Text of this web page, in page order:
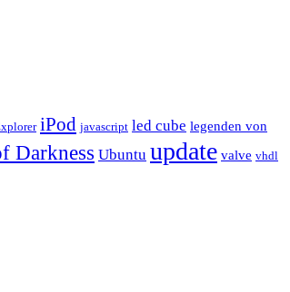
iPod javascript led cube legenden von
Darkness Ubuntu update valve vhdl